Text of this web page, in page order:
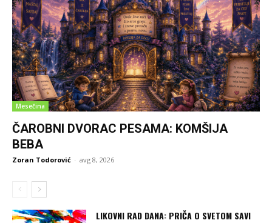
Mesečina
ČAROBNI DVORAC PESAMA: KOMŠIJA
BEBA
Zoran Todorović - avg 8, 2026
LIKOVNI RAD DANA: PRIČA O SVETOM SAVI